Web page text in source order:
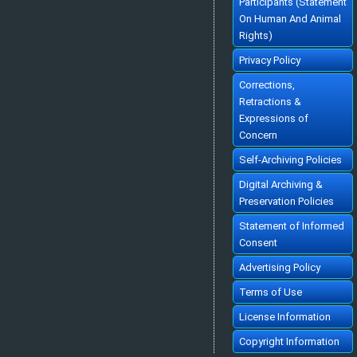
69 times [Click to see citing articles]
TÜRKİYE'DE VERGİ AHLAKINI BELİRLEYEN FAKTÖRLER ÜZERİNE BİR
AN EMPRICAL ANALYSIS OF TAX MORALE IN TURKEY [Turkish]
Ali Rıza GÖKBUNAR, Sibel SELİM, Halit YANIKKAYA
68 times [Click to see citing articles]
İKTİSADİ ANALİZDE REKABET KAVRAMININ GELİŞİMİ
THE EVALUATION OF THE CONCEPT OF 'COMPETITION' IN ECONOMIC
64 times [Click to see citing articles]
İstihdam, İktisadi Büyüme ve İşgücü Piyasası Performansı: Türkiye
EMPLOYMENT, ECONOMIC GROWTH AND LABOR MARKET PERFORMANCE:
58 times [Click to see citing articles]
TÜRKİYE'DE KİŞİSEL GELİR DAĞILIMINI BELİRLEYEN
The Macroeconomic Determinants of Income Distribution in Turkey
[Turkish]
47 times [Click to see citing articles]
lMF, İSTiKRAR POLİTİKALARI VE TÜRKİYE
English Title Not Available [Turkish Title: lMF, İSTiKRAR POLİTİKALARI VE
On Human And Animal
Rights)
Privacy Policy
Corrections,
Retractions &
Expressions of
Concern
Self-Archiving Policies
Digital Archiving &
Preservation Policies
Statement of Informed
Consent
Advertising Policy
Terms of Use
License Information
Copyright Information